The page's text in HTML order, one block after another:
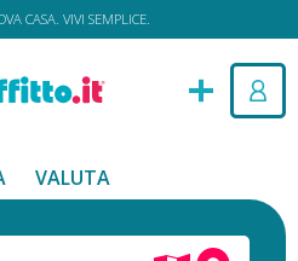
CASA. VIVI SEMPLICE.
VALUTA